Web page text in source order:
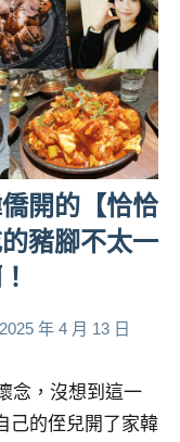
開的【恰恰
豬腳不太一
2025 年 4 月 13 日
念，沒想到這一
己的侄兒開了家韓